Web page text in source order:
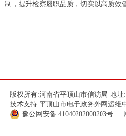
制，提升检察履职品质，切实以高质效
版权所有:河南省平顶山市信访局 地址
技术支持:平顶山市电子政务外网运维
豫公网安备 41040202000203号 网